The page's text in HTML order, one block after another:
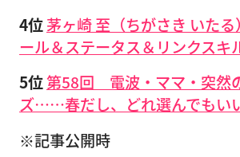
4位茅ヶ崎 至（ちがさき いたる
ール＆ステータス＆リンクスキ
5位第58回 電波・ママ・突然
ズ……春だし、どれ選んでもい
※記事公開時